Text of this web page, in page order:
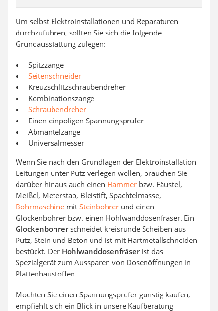
Um selbst Elektroinstallationen und Reparaturen
durchzuführen, sollten Sie sich die folgende
Grundausstattung zulegen:
Spitzzange
Seitenschneider
Kreuzschlitzschraubendreher
Kombinationszange
Schraubendreher
Einen einpoligen Spannungsprüfer
Abmantelzange
Universalmesser
Wenn Sie nach den Grundlagen der Elektroinstallation
Leitungen unter Putz verlegen wollen, brauchen Sie
darüber hinaus auch einen Hammer bzw. Fäustel,
Meißel, Meterstab, Bleistift, Spachtelmasse,
Bohrmaschine mit Steinbohrer und einen
Glockenbohrer bzw. einen Hohlwanddosenfräser. Ein
Glockenbohrerschneidet kreisrunde Scheiben aus
Putz, Stein und Beton und ist mit Hartmetallschneiden
bestückt. Der Hohlwanddosenfräserist das
Spezialgerät zum Aussparen von Dosenöffnungen in
Plattenbaustoffen.
Möchten Sie einen Spannungsprüfer günstig kaufen,
empfiehlt sich ein Blick in unsere Kaufberatung